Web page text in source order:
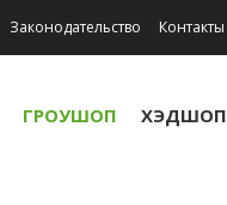
Законодательство Контакты
ГРОУШОП ХЭДШОП